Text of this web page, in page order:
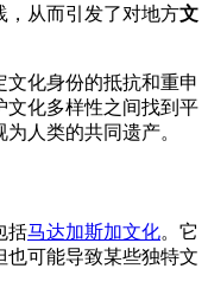
，从而引发了对地方文
化身份的抵抗和重申
文化多样性之间找到平
人类的共同遗产。
括马达加斯加文化。它
可能导致某些独特文